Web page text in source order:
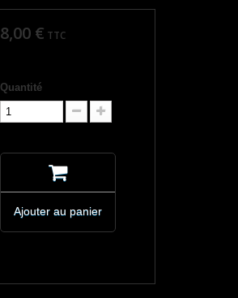
8,00 € TTC
Quantité
Ajouter au panier